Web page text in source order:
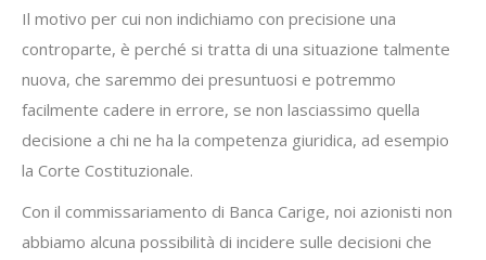
Il motivo per cui non indichiamo con precisione una
controparte, è perché si tratta di una situazione talmente
nuova, che saremmo dei presuntuosi e potremmo
facilmente cadere in errore, se non lasciassimo quella
decisione a chi ne ha la competenza giuridica, ad esempio
la Corte Costituzionale.
Con il commissariamento di Banca Carige, noi azionisti non
abbiamo alcuna possibilità di incidere sulle decisioni che